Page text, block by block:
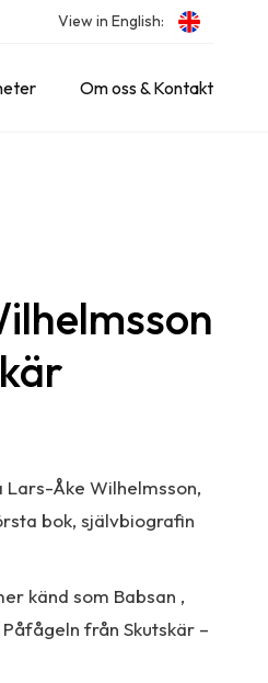
View in English:
Om oss & Kontakt
Lars-Åke Wilhelmsson,
bok, självbiografin
känd som Babsan ,
Påfågeln från Skutskär –